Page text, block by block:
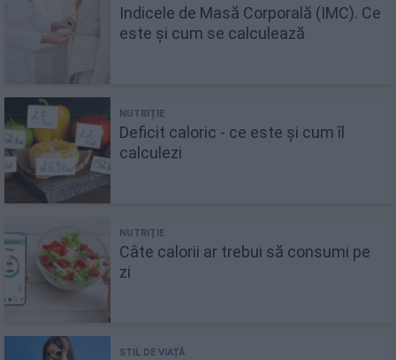
Indicele de Masă Corporală (IMC). Ce
este și cum se calculează
Deficit caloric - ce este și cum îl
calculezi
Câte calorii ar trebui să consumi pe
zi